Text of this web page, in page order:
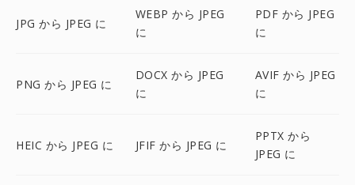
JPG から JPEG に
WEBP から JPEG
に
PDF から JPEG
に
PNG から JPEG に
DOCX から JPEG
に
AVIF から JPEG
に
HEIC から JPEG に JFIF から JPEG に
PPTX から
JPEG に